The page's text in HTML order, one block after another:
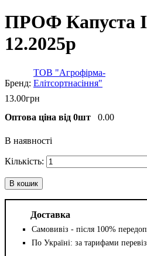
ПРОФ Капуста
12.2025р
ТОВ "Агрофірма-
Елітсортнасіння"
13.00грн
Оптова ціна від 0шт
0.00
В наявності
В кошик
Доставка
Самовивіз - після 100%
По Україні: за тарифами